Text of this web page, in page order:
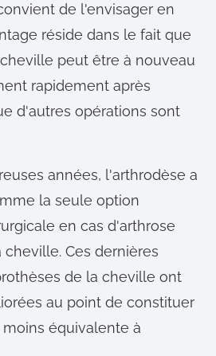
de l'envisager en
réside dans le fait que
peut être à nouveau
rapidement après
d'autres opérations sont
années, l'arthrodèse a
la seule option
en cas d'arthrose
Ces dernières
de la cheville ont
au point de constituer
équivalente à